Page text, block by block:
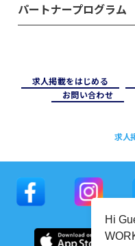
パートナープログラム
求⼈掲載をはじめる
お問い合わせ
求人
Hi